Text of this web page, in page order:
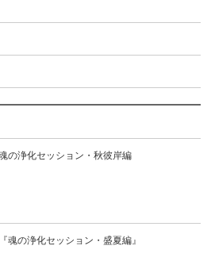
の浄化セッション・秋彼岸編
魂の浄化セッション・盛夏編』